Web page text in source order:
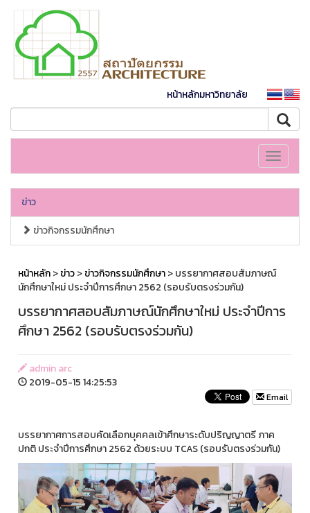
หน้าหลักมหาวิทยาลัย
Toggle
ข่าว
ข่าวกิจกรรมนักศึกษา
หน้าหลัก>ข่าว>ข่าวกิจกรรมนักศึกษา> บรรยากาศสอบสัมภาษณ์
นักศึกษาใหม่ ประจำปีการศึกษา 2562 (รอบรับตรงร่วมกัน)
บรรยากาศสอบสัมภาษณ์นักศึกษาใหม่ ประจำปีการ
ศึกษา 2562 (รอบรับตรงร่วมกัน)
admin arc
2019-05-15 14:25:53
Email
บรรยากาศการสอบคัดเลือกบุคคลเข้าศึกษาระดับปริญญาตรี ภาค
ปกติ ประจำปีการศึกษา 2562 ด้วยระบบ TCAS (รอบรับตรงร่วมกัน)